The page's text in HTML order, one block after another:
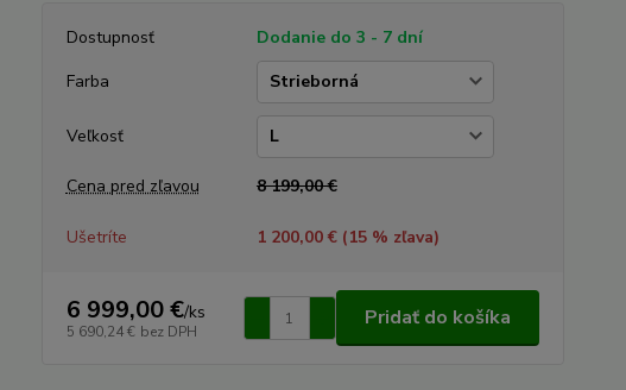
Dostupnosť
Dodanie do 3 - 7 dní
Farba
Veľkosť
Cena pred zľavou 8 199,00 €
Ušetríte 1 200,00 € (15% zľava)
6 999,00 €/ks
5 690,24 € bez DPH
Pridať do košíka